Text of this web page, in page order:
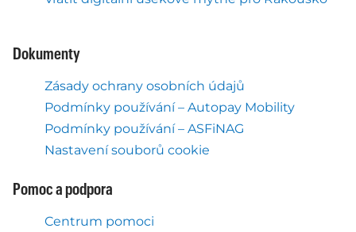
Dokumenty
Zásady ochrany osobních údajů
Podmínky používání – Autopay Mobility
Podmínky používání – ASFiNAG
Nastavení souborů cookie
Pomoc a podpora
Centrum pomoci